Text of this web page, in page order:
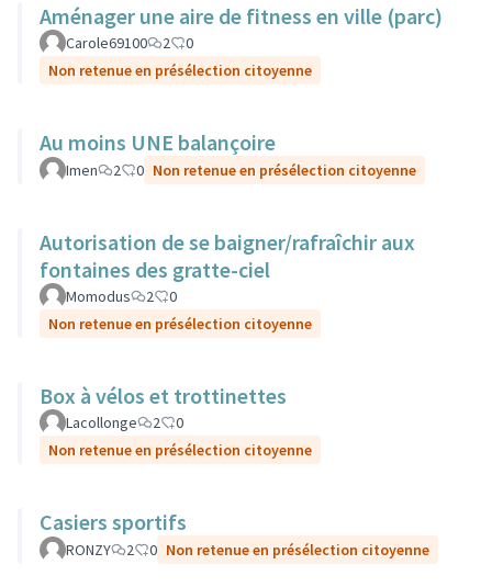
Aménager une aire de fitness en ville (parc)
Carole69100 2
0
Non retenue en présélection citoyenne
Au moins UNE balançoire
Imen 2 0 Non retenue en présélection citoyenne
Autorisation de se baigner/rafraîchir aux
fontaines des gratte-ciel
Momodus 2
0
Non retenue en présélection citoyenne
Box à vélos et trottinettes
Lacollonge 2
0
Non retenue en présélection citoyenne
Casiers sportifs
RONZY 2 0 Non retenue en présélection citoyenne